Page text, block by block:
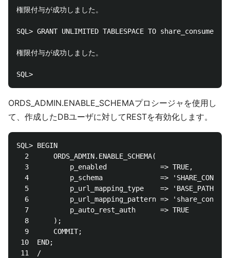
権限付与が成功しました。
SQL> GRANT UNLIMITED TABLESPACE TO share_consumer;
権限付与が成功しました。
ORDS_ADMIN.ENABLE_SCHEMAプロシージャを使用し
て、作成したDBユーザに対してRESTを有効化します。
SQL> BEGIN
  2      ORDS_ADMIN.ENABLE_SCHEMA(
  3          p_enabled             => TRUE,
4          p_schema              =>
  5          p_url_mapping_type    => 'BASE_PATH',
6          p_url_mapping_pattern =>
  7          p_auto_rest_auth      => TRUE
  8      );
  9      COMMIT;
10  END;
11  /